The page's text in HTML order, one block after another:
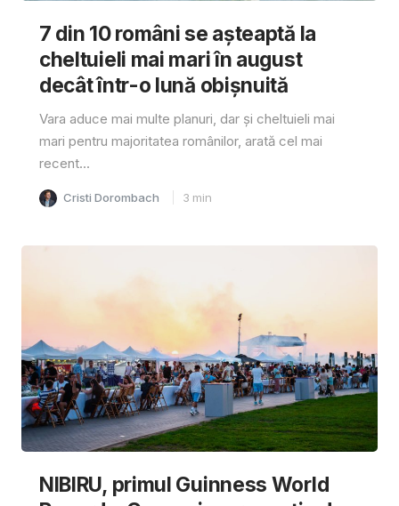
7 din 10 români se așteaptă la
cheltuieli mai mari în august
decât într-o lună obișnuită
Vara aduce mai multe planuri, dar și cheltuieli mai
mari pentru majoritatea românilor, arată cel mai
recent...
Cristi Dorombach 3 min
NIBIRU, primul Guinness World